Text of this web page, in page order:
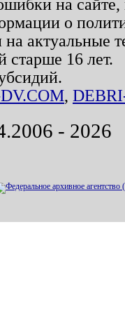
на
о
на актуальные
старше 16 лет.
,
- 2026